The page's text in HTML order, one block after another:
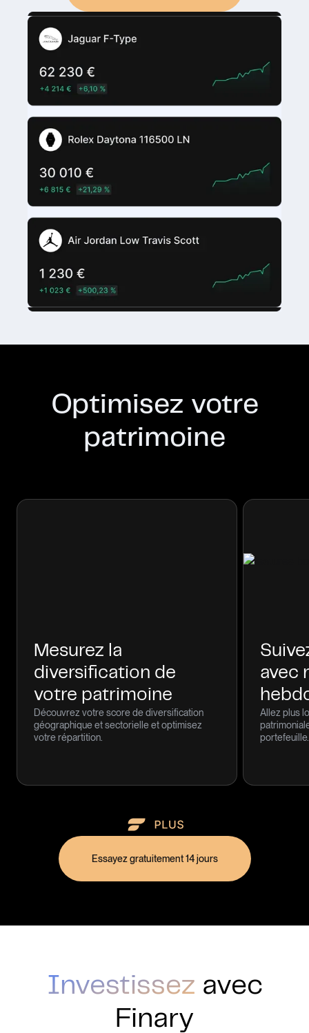
Optimisez votre
patrimoine
Mesurez la
diversification de
votre patrimoine
Découvrez votre score de diversification
géographique et sectorielle et optimisez
votre répartition.
avec
Allez plus
portefeuille.
Essayez gratuitement 14 jours
Investissez avec
Finary